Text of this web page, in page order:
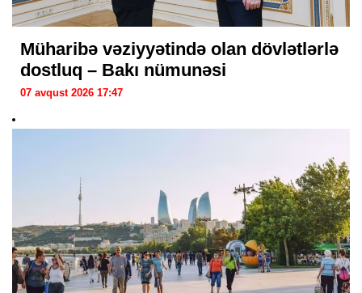
Müharibə vəziyyətində olan dövlətlərlə
dostluq – Bakı nümunəsi
07 avqust 2026 17:47